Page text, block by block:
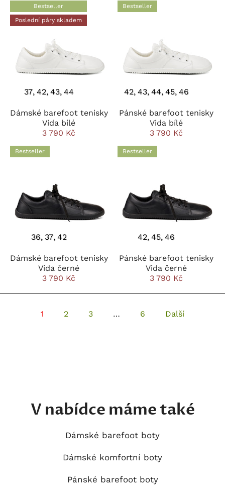
Bestseller
Poslední páry skladem
37 42 43 44
Dámské barefoot tenisky
Vida bílé
3 790 Kč
Bestseller
42 43 44 45 46
Pánské barefoot tenisky
Vida bílé
3 790 Kč
Bestseller
36 37 42
Dámské barefoot tenisky
Vida černé
3 790 Kč
Bestseller
42 45 46
Pánské barefoot tenisky
Vida černé
3 790 Kč
1 2 3 … 6 Další
V nabídce máme také
Dámské barefoot boty
Dámské komfortní boty
Pánské barefoot boty